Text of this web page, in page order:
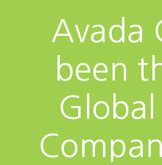
Avada
been